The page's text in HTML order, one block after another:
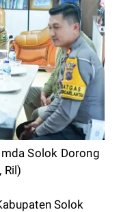
Solok Dorong
Ril)
Solok